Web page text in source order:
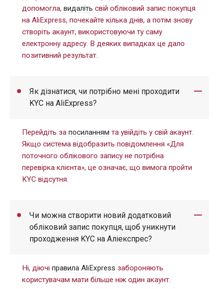
допомогла, видаліть свій обліковий запис покупця
на AliExpress, почекайте кілька днів, а потім знову
створіть акаунт, використовуючи ту саму
електронну адресу. В деяких випадках це дало
позитивний результат.
Як дізнатися, чи потрібно мені проходити
KYC на AliExpress?
Перейдіть за посиланням та увійдіть у свій акаунт.
Якщо система відобразить повідомлення «Для
поточного облікового запису не потрібна
перевірка клієнта», це означає, що вимога пройти
KYC відсутня.
Чи можна створити новий додатковий
обліковий запис покупця, щоб уникнути
проходження KYC на Аліекспрес?
Ні, діючі правила AliExpress забороняють
користувачам мати більше ніж один акаунт.